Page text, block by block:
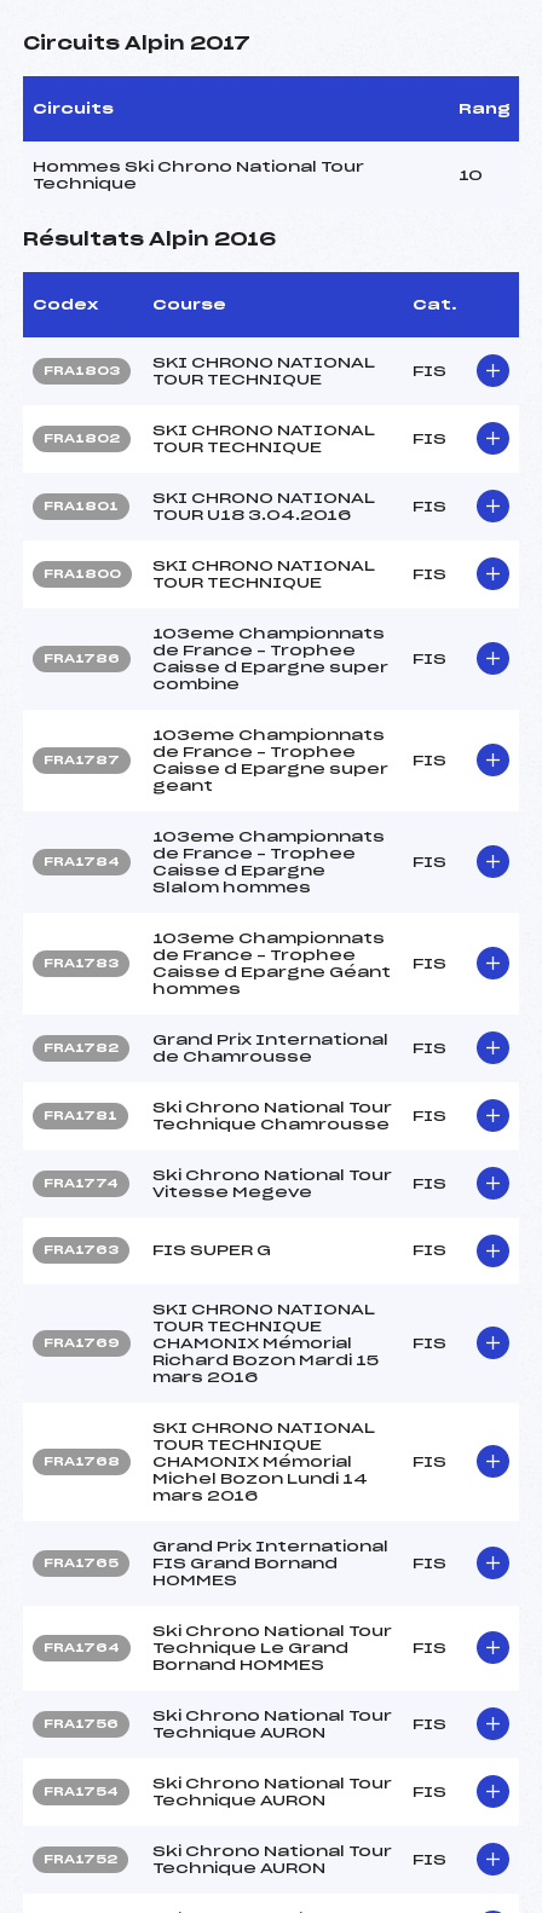
Circuits Alpin 2017
Circuits Rang
Hommes Ski Chrono National Tour
Technique
10
Résultats Alpin 2016
Codex Course Cat.
FRA1803
SKI CHRONO NATIONAL
TOUR TECHNIQUE
FIS
FRA1802
SKI CHRONO NATIONAL
TOUR TECHNIQUE
FIS
FRA1801
SKI CHRONO NATIONAL
TOUR U18 3.04.2016
FIS
FRA1800
SKI CHRONO NATIONAL
TOUR TECHNIQUE
FIS
FRA1786
103eme Championnats
de France – Trophee
Caisse d Epargne super
combine
FIS
FRA1787
103eme Championnats
de France – Trophee
Caisse d Epargne super
geant
FIS
FRA1784
103eme Championnats
de France – Trophee
Caisse d Epargne
Slalom hommes
FIS
FRA1783
103eme Championnats
de France – Trophee
Caisse d Epargne Géant
hommes
FIS
FRA1782
Grand Prix International
de Chamrousse
FIS
FRA1781
Ski Chrono National Tour
Technique Chamrousse
FIS
FRA1774
Ski Chrono National Tour
Vitesse Megeve
FIS
FRA1763 FIS SUPER G FIS
FRA1769
SKI CHRONO NATIONAL
TOUR TECHNIQUE
CHAMONIX Mémorial
Richard Bozon Mardi 15
mars 2016
FIS
FRA1768
SKI CHRONO NATIONAL
TOUR TECHNIQUE
CHAMONIX Mémorial
Michel Bozon Lundi 14
mars 2016
FIS
FRA1765
Grand Prix International
FIS Grand Bornand
HOMMES
FIS
FRA1764
Ski Chrono National Tour
Technique Le Grand
Bornand HOMMES
FIS
FRA1756
Ski Chrono National Tour
Technique AURON
FIS
FRA1754
Ski Chrono National Tour
Technique AURON
FIS
FRA1752
Ski Chrono National Tour
Technique AURON
FIS